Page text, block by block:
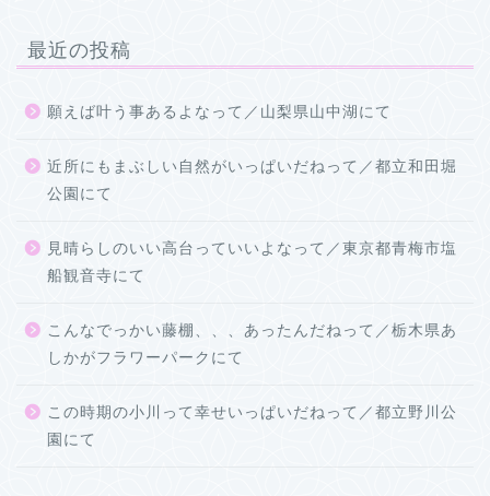
最近の投稿
願えば叶う事あるよなって／山梨県山中湖にて
近所にもまぶしい自然がいっぱいだねって／都立和田堀
公園にて
見晴らしのいい高台っていいよなって／東京都青梅市塩
船観音寺にて
こんなでっかい藤棚、、、あったんだねって／栃木県あ
しかがフラワーパークにて
この時期の小川って幸せいっぱいだねって／都立野川公
園にて